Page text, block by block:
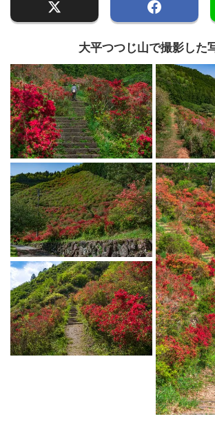
大平つつじ山で撮影した